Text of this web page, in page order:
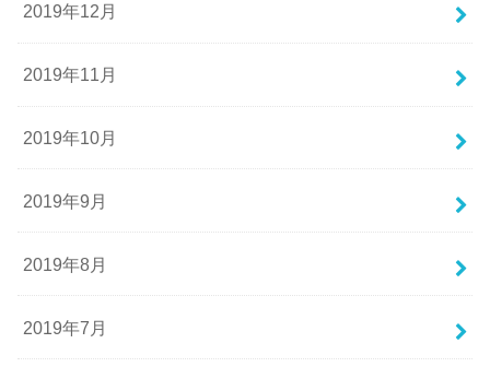
2019年12月
2019年11月
2019年10月
2019年9月
2019年8月
2019年7月